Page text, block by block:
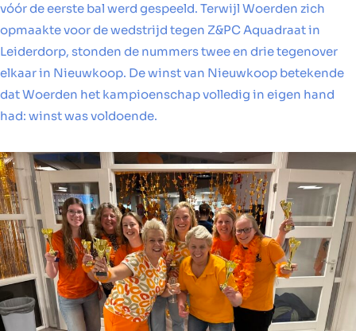
vóór de eerste bal werd gespeeld. Terwijl Woerden zich
opmaakte voor de wedstrijd tegen Z&PC Aquadraat in
Leiderdorp, stonden de nummers twee en drie tegenover
elkaar in Nieuwkoop. De winst van Nieuwkoop betekende
dat Woerden het kampioenschap volledig in eigen hand
had: winst was voldoende.